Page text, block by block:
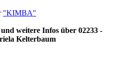
"KIMBA"
weitere Infos über 02233 -
Kelterbaum